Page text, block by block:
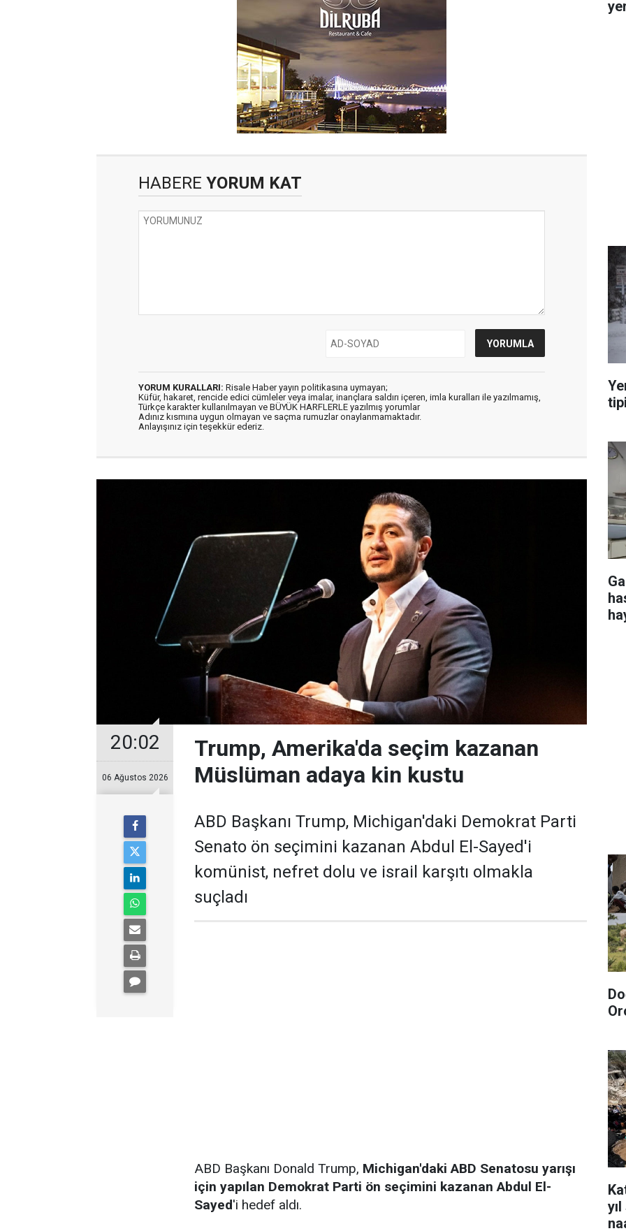
HABERE YORUM KAT
YORUM KURALLARI: Risale Haber yayın politikasına uymayan;
Küfür, hakaret, rencide edici cümleler veya imalar, inançlara saldırı içeren, imla kuralları ile yazılmamış,
Türkçe karakter kullanılmayan ve BÜYÜK HARFLERLE yazılmış yorumlar
Adınız kısmına uygun olmayan ve saçma rumuzlar onaylanmamaktadır.
Anlayışınız için teşekkür ederiz.
20:02
06 Ağustos 2026
Trump, Amerika'da seçim kazanan
Müslüman adaya kin kustu
ABD Başkanı Trump, Michigan'daki Demokrat Parti
Senato ön seçimini kazanan Abdul El-Sayed'i
komünist, nefret dolu ve israil karşıtı olmakla
suçladı
ABD Başkanı Donald Trump, Michigan'daki ABD Senatosu yarışı
için yapılan Demokrat Parti ön seçimini kazanan Abdul El-
Sayed'i hedef aldı.